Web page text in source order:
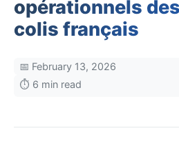
opérationnels
colis français
📅 February 13, 2026
⏱️ 6 min read